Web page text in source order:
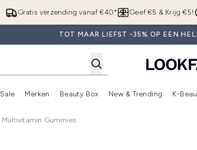
Gratis verzending vanaf €40* Geef €5 & Krijg €5!
TOT MAAR LIEFST -35% OP EEN
Enter submenu (Zomer)
Sale
Enter submenu (Sale)
Merken
Enter submenu (Merken)
Beauty Box
Enter submenu (Beauty
New & Trending K-
Multivitamin Gummies